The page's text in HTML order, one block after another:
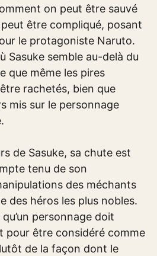
on peut être sauvé
être compliqué, posant
le protagoniste Naruto.
Sasuke semble au-delà du
que même les pires
rachetés, bien que
mis sur le personnage
de Sasuke, sa chute est
tenu de son
des méchants
des héros les plus nobles.
personnage doit
pour être considéré comme
de la façon dont le